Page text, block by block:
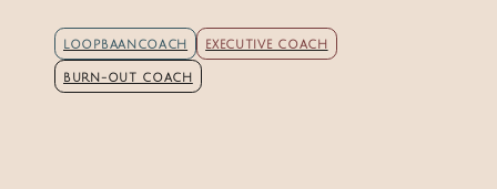
LOOPBAANCOACH EXECUTIVE COACH
BURN-OUT COACH